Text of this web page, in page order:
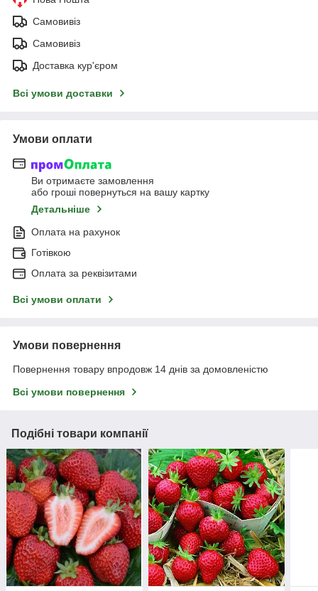
Самовивіз
Самовивіз
Доставка кур'єром
Всі умови доставки
Умови оплати
Ви отримаєте замовлення
або гроші повернуться на вашу картку
Детальніше
Оплата на рахунок
Готівкою
Оплата за реквізитами
Всі умови оплати
Умови повернення
Повернення товару впродовж 14 днів за домовленістю
Всі умови повернення
Подібні товари компанії